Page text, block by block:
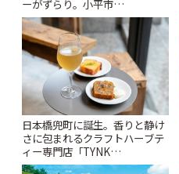
ーがずらり。小平市
「Kimamaya T&K」 | ことりっ
ぷ
日本橋兜町に誕生。香りと静け
さに包まれるクラフトハーブテ
ィー専門店「TYNK
Kabutocho」 | ことりっぷ